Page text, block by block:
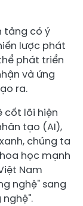
tảng có ý
lược phát
phát triển
và ứng
ra.
cốt lõi hiện
tạo (AI),
chúng ta
học mạnh
Nam
nghệ" sang